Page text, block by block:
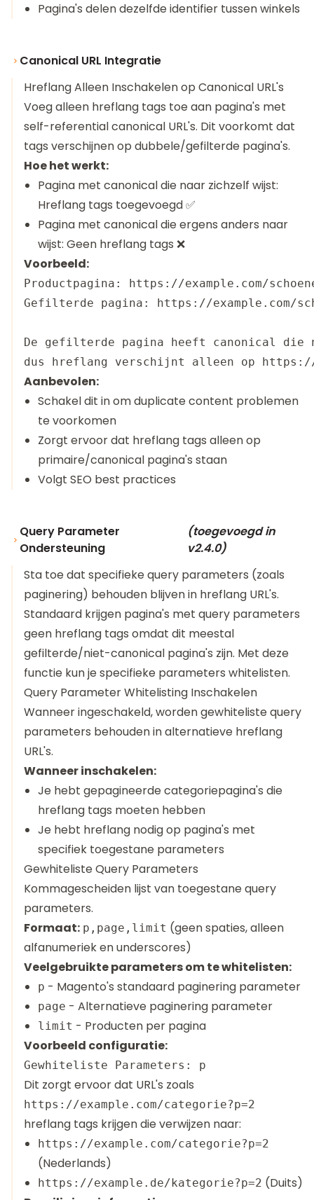
Pagina's delen dezelfde identifier tussen winkels
Canonical URL Integratie
Hreflang Alleen Inschakelen op Canonical URL's
Voeg alleen hreflang tags toe aan pagina's met
self-referential canonical URL's. Dit voorkomt dat
tags verschijnen op dubbele/gefilterde pagina's.
Hoe het werkt:
Pagina met canonical die naar zichzelf wijst:
Hreflang tags toegevoegd ✅
Pagina met canonical die ergens anders naar
wijst: Geen hreflang tags ❌
Voorbeeld:
Productpagina: https://example.com/
Gefilterde pagina: https://example.com/
De gefilterde pagina heeft canonical die
Aanbevolen:
Schakel dit in om duplicate content problemen
te voorkomen
Zorgt ervoor dat hreflang tags alleen op
primaire/canonical pagina's staan
Volgt SEO best practices
Query Parameter
Ondersteuning
(toegevoegd in
v2.4.0)
Sta toe dat specifieke query parameters (zoals
paginering) behouden blijven in hreflang URL's.
Standaard krijgen pagina's met query parameters
geen hreflang tags omdat dit meestal
gefilterde/niet-canonical pagina's zijn. Met deze
functie kun je specifieke parameters whitelisten.
Query Parameter Whitelisting Inschakelen
Wanneer ingeschakeld, worden gewhiteliste query
parameters behouden in alternatieve hreflang
URL's.
Wanneer inschakelen:
Je hebt gepagineerde categoriepagina's die
hreflang tags moeten hebben
Je hebt hreflang nodig op pagina's met
specifiek toegestane parameters
Gewhiteliste Query Parameters
Kommagescheiden lijst van toegestane query
parameters.
Formaat: p,page,limit (geen spaties, alleen
alfanumeriek en underscores)
Veelgebruikte parameters om te whitelisten:
p - Magento's standaard paginering parameter
page - Alternatieve paginering parameter
limit - Producten per pagina
Voorbeeld configuratie:
Dit zorgt ervoor dat URL's zoals
https://example.com/categorie?p=2
hreflang tags krijgen die verwijzen naar:
https://example.com/categorie?p=2
(Nederlands)
https://example.de/kategorie?p=2 (Duits)